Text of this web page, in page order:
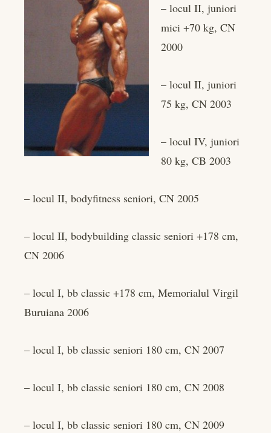
– locul II, juniori
mici +70 kg, CN
2000
– locul II, juniori
75 kg, CN 2003
– locul IV, juniori
80 kg, CB 2003
– locul II, bodyfitness seniori, CN 2005
– locul II, bodybuilding classic seniori +178 cm,
CN 2006
– locul I, bb classic +178 cm, Memorialul Virgil
Buruiana 2006
– locul I, bb classic seniori 180 cm, CN 2007
– locul I, bb classic seniori 180 cm, CN 2008
– locul I, bb classic seniori 180 cm, CN 2009